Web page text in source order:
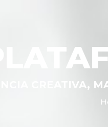
CREATIVA,